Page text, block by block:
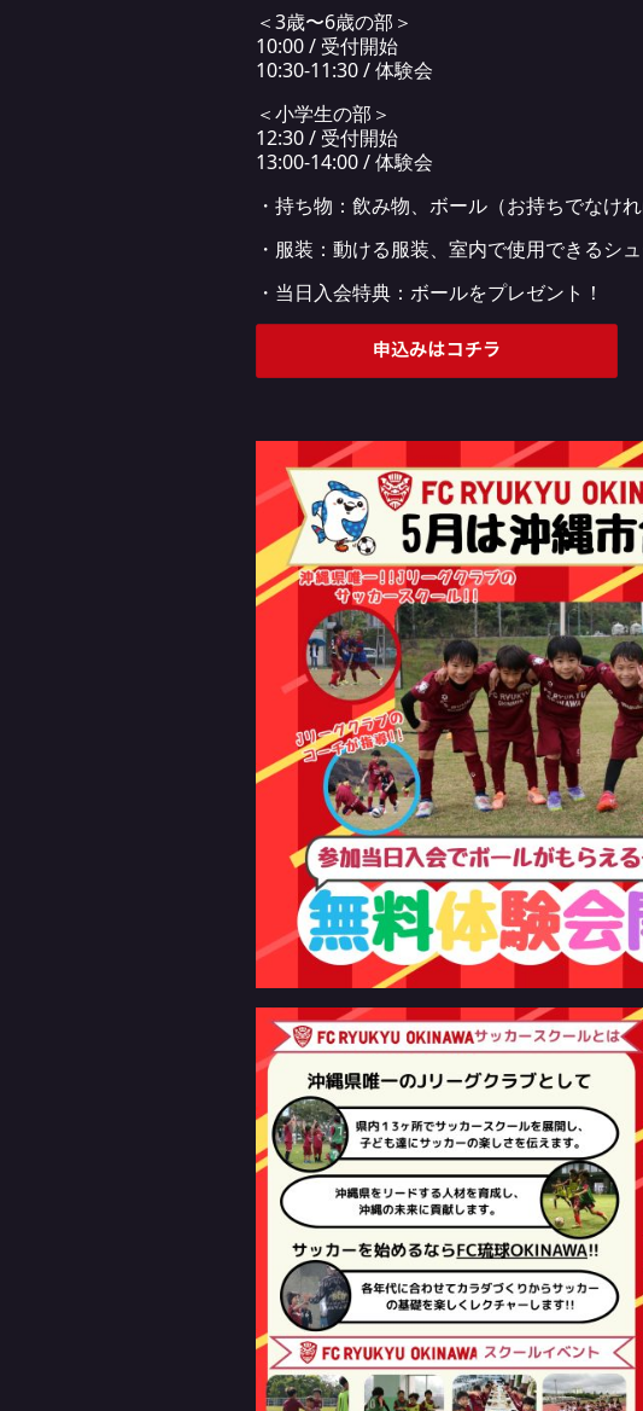
＜3歳〜6歳の部＞
10:00 / 受付開始
10:30-11:30 / 体験会
＜小学生の部＞
12:30 / 受付開始
13:00-14:00 / 体験会
・持ち物：飲み物、ボール（お持ちでなけ
・服装：動ける服装、室内で使用できるシ
・当日入会特典：ボールをプレゼント！